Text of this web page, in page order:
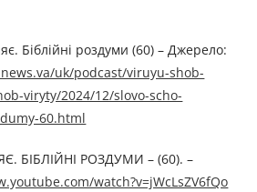
Біблійні роздуми (60) – Джерелo:
uk/podcast/viruyu-shob-
viryty/2024/12/slovo-scho-
60.html
РОЗДУМИ – (60). –
watch?v=jWcLsZV6fQo